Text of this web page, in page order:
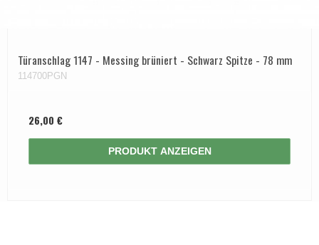
Türanschlag 1147 - Messing brüniert - Schwarz Spitze - 78 mm
114700PGN
26,00 €
PRODUKT ANZEIGEN